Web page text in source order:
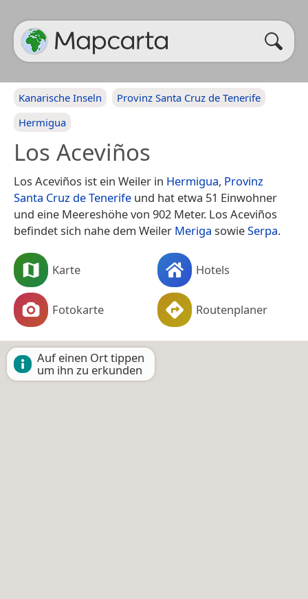
Kanarische Inseln
Provinz Santa Cruz de Tenerife
Hermigua
Los Aceviños
Los Aceviños ist ein Weiler in Hermigua, Provinz
Santa Cruz de Tenerife und hat etwa 51 Einwohner
und eine Meereshöhe von 902 Meter. Los Aceviños
befindet sich nahe dem Weiler Meriga sowieSerpa.
Karte Hotels
Fotokarte Routenplaner
Auf einen Ort tippen
um ihn zu erkunden